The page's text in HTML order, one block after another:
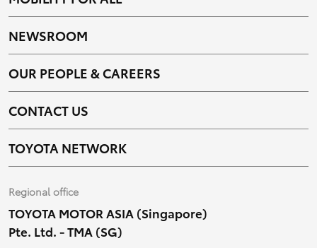
NEWSROOM
OUR PEOPLE & CAREERS
CONTACT US
TOYOTA NETWORK
Regional office
TOYOTA MOTOR ASIA (Singapore)
Pte. Ltd. - TMA (SG)